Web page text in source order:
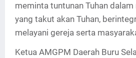
meminta tuntunan Tuhan
yang takut akan Tuhan,
melayani gereja serta
Ketua AMGPM Daerah Buru